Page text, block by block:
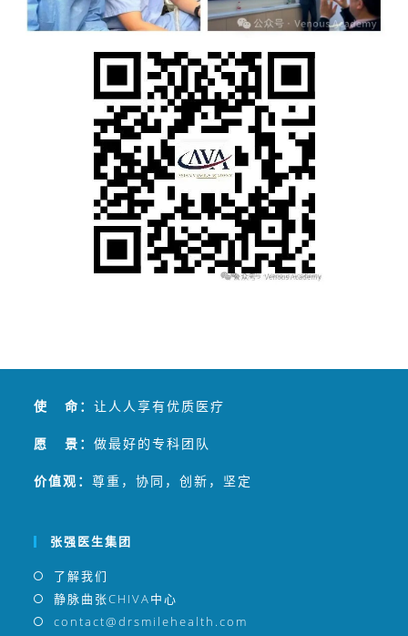
使 命：让人人享有优质医疗
愿 景：做最好的专科团队
价值观：尊重，协同，创新，坚定
张强医生集团
了解我们
静脉曲张CHIVA中心
contact@drsmilehealth.com